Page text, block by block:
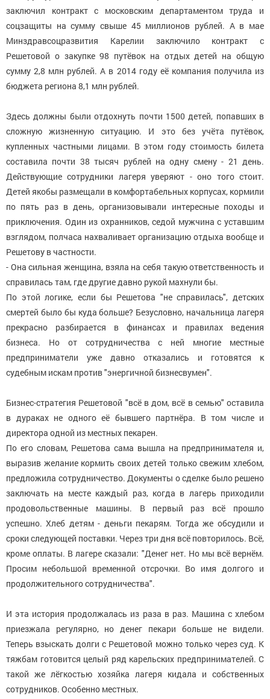
заключил контракт с московским департаментом труда и
соцзащиты на сумму свыше 45 миллионов рублей. А в мае
Минздравсоцразвития Карелии заключило контракт с
Решетовой о закупке 98 путёвок на отдых детей на общую
сумму 2,8 млн рублей. А в 2014 году её компания получила из
бюджета региона 8,1 млн рублей.
Здесь должны были отдохнуть почти 1500 детей, попавших в
сложную жизненную ситуацию. И это без учёта путёвок,
купленных частными лицами. В этом году стоимость билета
составила почти 38 тысяч рублей на одну смену - 21 день.
Действующие сотрудники лагеря уверяют - оно того стоит.
Детей якобы размещали в комфортабельных корпусах, кормили
по пять раз в день, организовывали интересные походы и
приключения. Один из охранников, седой мужчина с уставшим
взглядом, полчаса нахваливает организацию отдыха вообще и
Решетову в частности.
- Она сильная женщина, взяла на себя такую ответственность и
справилась там, где другие давно рукой махнули бы.
По этой логике, если бы Решетова "не справилась", детских
смертей было бы куда больше? Безусловно, начальница лагеря
прекрасно разбирается в финансах и правилах ведения
бизнеса. Но от сотрудничества с ней многие местные
предприниматели уже давно отказались и готовятся к
судебным искам против "энергичной бизнесвумен".
Бизнес-стратегия Решетовой "всё в дом, всё в семью" оставила
в дураках не одного её бывшего партнёра. В том числе и
директора одной из местных пекарен.
По его словам, Решетова сама вышла на предпринимателя и,
выразив желание кормить своих детей только свежим хлебом,
предложила сотрудничество. Документы о сделке было решено
заключать на месте каждый раз, когда в лагерь приходили
продовольственные машины. В первый раз всё прошло
успешно. Хлеб детям - деньги пекарям. Тогда же обсудили и
сроки следующей поставки. Через три дня всё повторилось. Всё,
кроме оплаты. В лагере сказали: "Денег нет. Но мы всё вернём.
Просим небольшой временной отсрочки. Во имя долгого и
продолжительного сотрудничества".
И эта история продолжалась из раза в раз. Машина с хлебом
приезжала регулярно, но денег пекари больше не видели.
Теперь взыскать долги с Решетовой можно только через суд. К
тяжбам готовится целый ряд карельских предпринимателей. С
такой же лёгкостью хозяйка лагеря кидала и собственных
сотрудников. Особенно местных.